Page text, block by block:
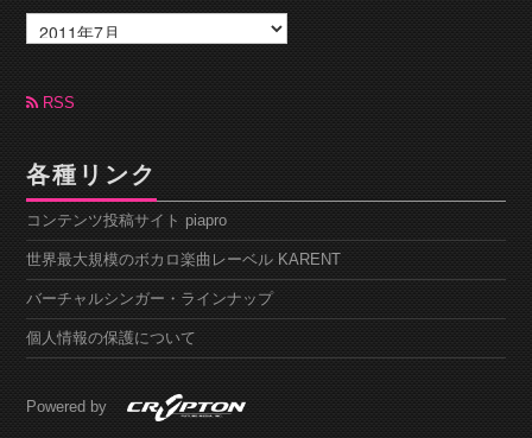
ー
カ
ブ RSS
各種リンク
コンテンツ投稿サイト piapro
世界最大規模のボカロ楽曲レーベル KARENT
バーチャルシンガー・ラインナップ
個人情報の保護について
Powered by